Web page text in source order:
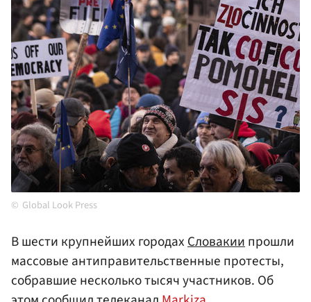
Global Look Press
В шести крупнейших городахСловакиипрошли
массовые антиправительственные протесты,
собравшие несколько тысяч участников. Об